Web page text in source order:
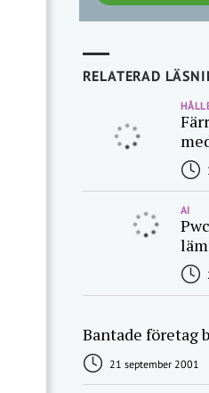
RELATERAD
AI
Bantade företag
21 september 2001